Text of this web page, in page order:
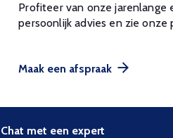
Profiteer van onze jarenlange
persoonlijk advies en zie onze
Maak een afspraak
Chat met een expert